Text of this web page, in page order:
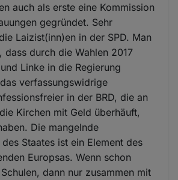
auch als erste eine Kommission
gegründet. Sehr
Laizist(inn)en in der SPD. Man
dass durch die Wahlen 2017
Linke in die Regierung
verfassungswidrige
in der BRD, die an
Kirchen mit Geld überhäuft,
Die mangelnde
Staates ist ein Element des
Europsas. Wenn schon
dann nur zusammen mit